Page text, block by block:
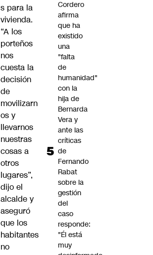
s para la
vivienda.
“A los
porteños
nos
cuesta la
decisión
de
movilizarn
os y
llevarnos
nuestras
cosas a
otros
lugares”,
dijo el
alcalde y
aseguró
que los
habitantes
no
Cordero
afirma
que ha
existido
una
"falta
de
humanidad"
con la
hija de
Bernarda
Vera y
ante las
críticas
de
Fernando
Rabat
sobre la
gestión
del
caso
responde:
"Él está
muy